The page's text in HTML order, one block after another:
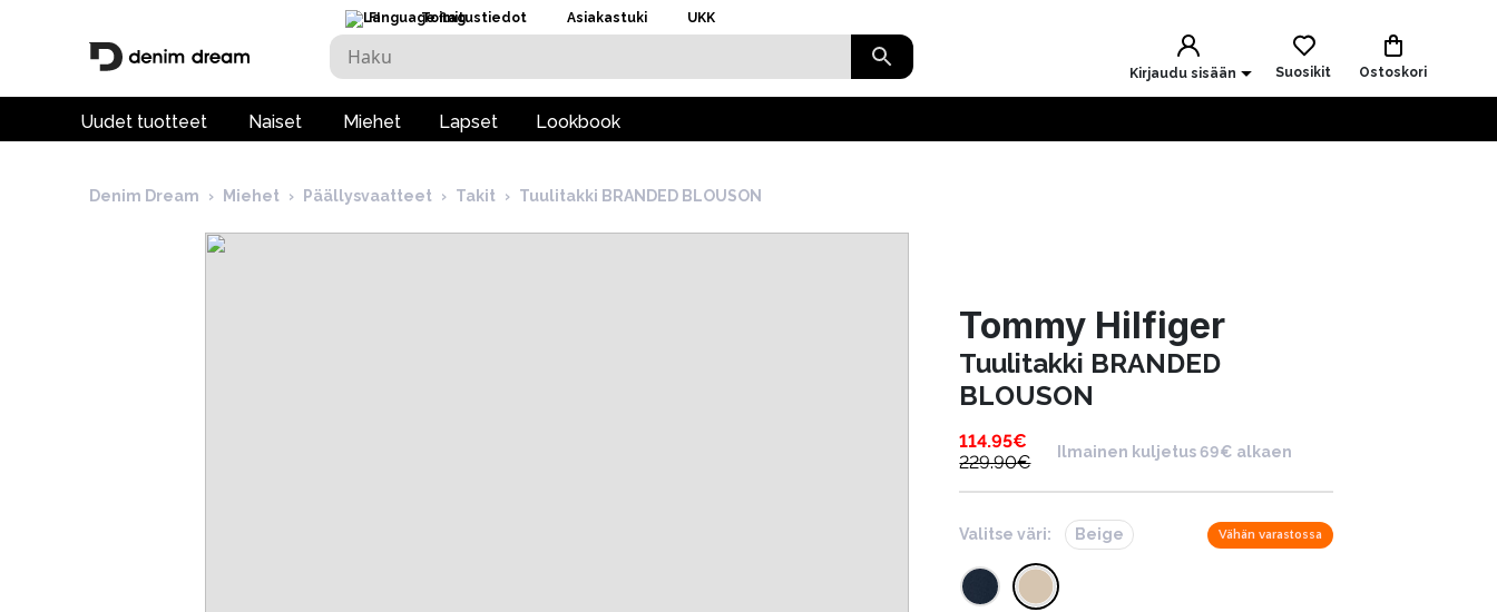
FI Toimitustiedot Asiakastuki UKK
Kirjaudu sisään Suosikit Ostoskori
Uudet tuotteet Naiset Miehet Lapset Lookbook
Denim Dream › Miehet › Päällysvaatteet › Takit › Tuulitakki BRANDED BLOUSON
Tommy Hilfiger
Tuulitakki BRANDED
BLOUSON
114.95€
229.90€
Ilmainen kuljetus 69€ alkaen
Valitse väri: Beige Vähän varastossa